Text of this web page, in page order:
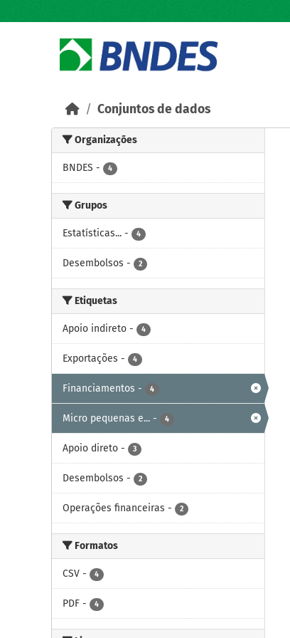
Conjuntos de dados
Organizações
BNDES - 4
Grupos
Estatísticas... - 4
Desembolsos - 2
Etiquetas
Apoio indireto - 4
Exportações - 4
Financiamentos - 4
Micro pequenas e... - 4
Apoio direto - 3
Desembolsos - 2
Operações financeiras - 2
Formatos
CSV - 4
PDF - 4